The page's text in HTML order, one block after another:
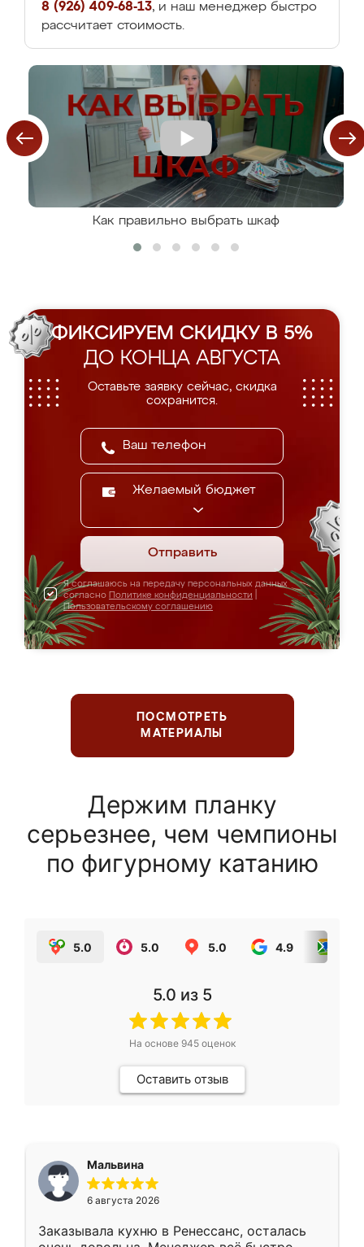
8 (926) 409-68-13, и наш менеджер быстро
рассчитает стоимость.
Как правильно выбрать шкаф
ФИКСИРУЕМ СКИДКУ В 5%
ДО КОНЦА АВГУСТА
Оставьте заявку сейчас, скидка
сохранится.
Желаемый бюджет
Отправить
Я соглашаюсь на передачу персональных данных
согласно Политике конфиденциальности
Пользовательскому соглашению
ПОСМОТРЕТЬ
МАТЕРИАЛЫ
Держим планку
серьезнее, чем чемпионы
по фигурному катанию
5.0 5.0 5.0 4.9
5.0 из 5
На основе 945оценок
Оставить отзыв
Мальвина
6 августа 2026
Заказывала кухню в Ренессанс, осталась